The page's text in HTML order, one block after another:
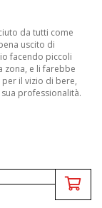
da tutti come
uscito di
facendo piccoli
zona, e li farebbe
per il vizio di bere,
professionalità.